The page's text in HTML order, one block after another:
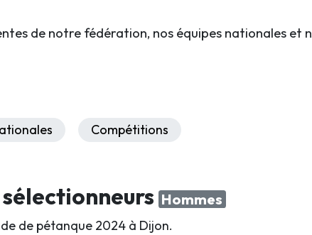
de notre fédération, nos équipes nationales et
Compétitions
Hommes
de pétanque 2024 à Dijon.